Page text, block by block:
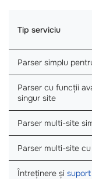
Tip serviciu
Parser simplu
Parser cu funcții
singur site
Parser multi-site
Parser multi-site
Întreținere și